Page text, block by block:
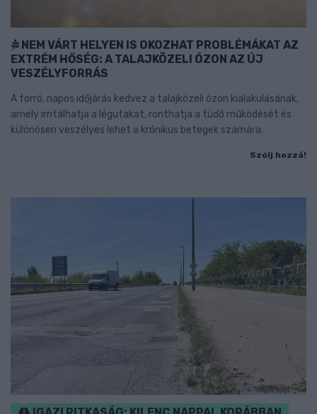
NEM VÁRT HELYEN IS OKOZHAT PROBLÉMÁKAT AZ
EXTRÉM HŐSÉG: A TALAJKÖZELI ÓZON AZ ÚJ
VESZÉLYFORRÁS
A forró, napos időjárás kedvez a talajközeli ózon kialakulásának,
amely irritálhatja a légutakat, ronthatja a tüdő működését és
különösen veszélyes lehet a krónikus betegek számára.
Szólj hozzá!